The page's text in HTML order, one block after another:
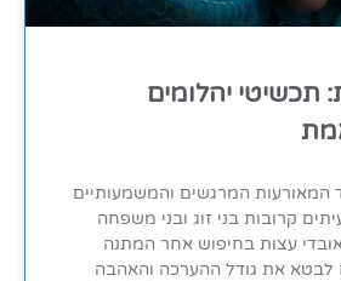
תכשיטי יהלומים
המאורעות המרגשים והמשמעותיים
קרובות בני זוג ובני משפחה
עצות בחיפוש אחר המתנה
את גודל ההערכה והאהבה